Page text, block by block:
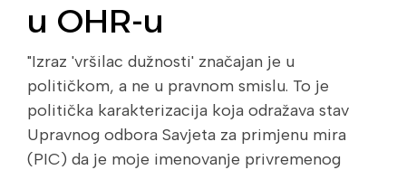
u OHR-u
"Izraz 'vršilac dužnosti' značajan je u
političkom, a ne u pravnom smislu. To je
politička karakterizacija koja odražava stav
Upravnog odbora Savjeta za primjenu mira
(PIC) da je moje imenovanje privremenog